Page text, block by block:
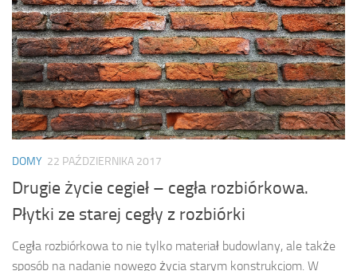
DOMY 22 PAŹDZIERNIKA 2017
Drugie życie cegieł – cegła rozbiórkowa.
Płytki ze starej cegły z rozbiórki
Cegła rozbiórkowa to nie tylko materiał budowlany, ale także
sposób na nadanie nowego życia starym konstrukcjom. W